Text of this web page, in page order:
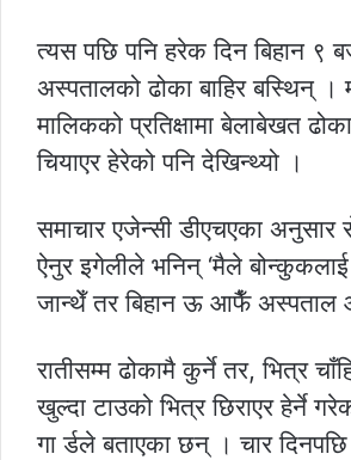
त्यस पछि पनि हरेक दिन बिहान ९
अस्पतालको ढोका बाहिर बस्थिन् ।
मालिकको प्रतिक्षामा बेलाबेखत
चियाएर हेरेको पनि देखिन्थ्यो ।
समाचार एजेन्सी डीएचएका अनुसार
ऐनुर इगेलीले भनिन् ‘मैले बोन्कुकलाई
जान्थेँ तर बिहान ऊ आफैँ अस्पताल
रातीसम्म ढोकामै कुर्ने तर, भित्र
खुल्दा टाउको भित्र छिराएर हेर्ने
गा र्डले बताएका छन् । चार